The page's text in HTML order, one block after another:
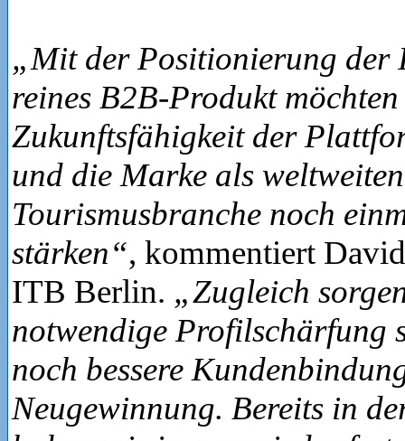
„Mit der Positionierung der
reines B2B-Produkt
Zukunftsfähigkeit der
und die Marke als
Tourismusbranche noch
stärken“, kommentiert
ITB Berlin. „Zugleich
notwendige Profilschärfung
noch bessere
Neugewinnung. Bereits in